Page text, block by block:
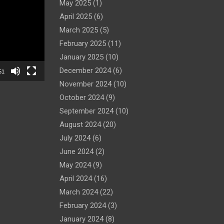
May 2025(1)
April 2025(6)
March 2025(5)
February 2025(11)
January 2025(10)
December 2024(6)
November 2024(10)
October 2024(9)
September 2024(10)
August 2024(20)
July 2024(6)
June 2024(2)
May 2024(9)
April 2024(16)
March 2024(22)
February 2024(3)
January 2024(8)